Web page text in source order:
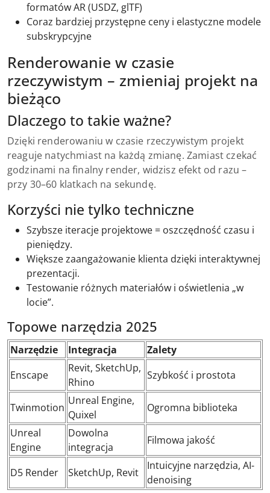
formatów AR (USDZ, glTF)
Coraz bardziej przystępne ceny i elastyczne modele
subskrypcyjne
Renderowanie w czasie
rzeczywistym – zmieniaj projekt na
bieżąco
Dlaczego to takie ważne?
Dzięki renderowaniu w czasie rzeczywistym projekt
reaguje natychmiast na każdą zmianę. Zamiast czekać
godzinami na finalny render, widzisz efekt od razu –
przy 30–60 klatkach na sekundę.
Korzyści nie tylko techniczne
Szybsze iteracje projektowe = oszczędność czasu i
pieniędzy.
Większe zaangażowanie klienta dzięki interaktywnej
prezentacji.
Testowanie różnych materiałów i oświetlenia „w
locie”.
Topowe narzędzia 2025
Narzędzie Integracja
Zalety
Enscape
Revit, SketchUp,
Rhino
Szybkość i prostota
Twinmotion
Unreal Engine,
Quixel
Ogromna biblioteka
Unreal
Engine
Dowolna
integracja
Filmowa jakość
D5 Render SketchUp, Revit
Intuicyjne narzędzia, AI-
denoising